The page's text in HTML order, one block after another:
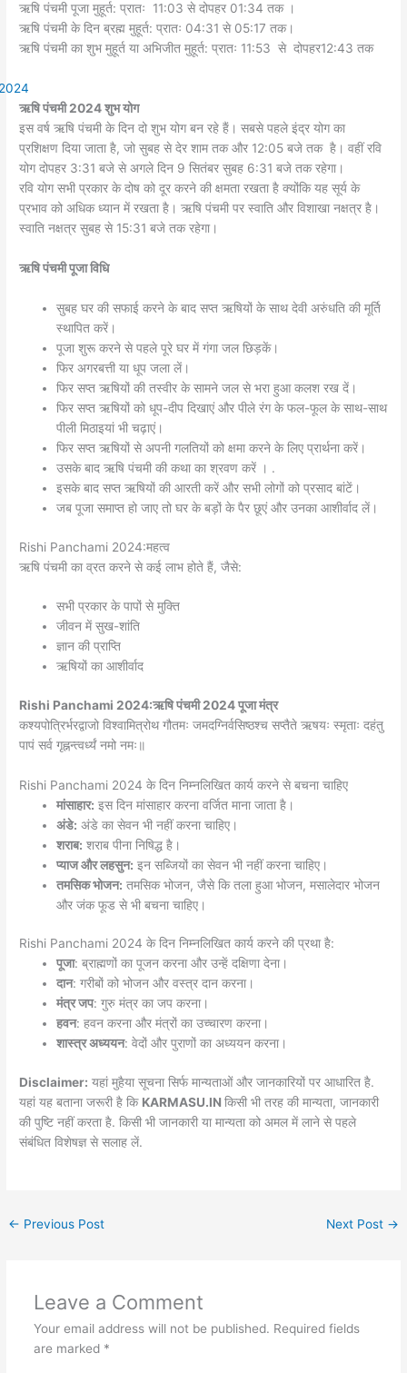
ऋषि पंचमी पूजा मुहूर्त: प्रातः 11:03 से दोपहर 01:34 तक ।
ऋषि पंचमी के दिन ब्रह्म मुहूर्त: प्रातः 04:31 से 05:17 तक।
ऋषि पंचमी का शुभ मुहूर्त या अभिजीत मुहूर्त: प्रातः 11:53 से दोपहर12:43 तक
ऋषि पंचमी 2024 शुभ योग
इस वर्ष ऋषि पंचमी के दिन दो शुभ योग बन रहे हैं। सबसे पहले इंद्र योग का
प्रशिक्षण दिया जाता है, जो सुबह से देर शाम तक और 12:05 बजे तक है। वहीं रवि
योग दोपहर 3:31 बजे से अगले दिन 9 सितंबर सुबह 6:31 बजे तक रहेगा।
रवि योग सभी प्रकार के दोष को दूर करने की क्षमता रखता है क्योंकि यह सूर्य के
प्रभाव को अधिक ध्यान में रखता है। ऋषि पंचमी पर स्वाति और विशाखा नक्षत्र है।
स्वाति नक्षत्र सुबह से 15:31 बजे तक रहेगा।
ऋषि पंचमी पूजा विधि
सुबह घर की सफाई करने के बाद सप्त ऋषियों के साथ देवी अरुंधति की मूर्ति
स्थापित करें।
पूजा शुरू करने से पहले पूरे घर में गंगा जल छिड़कें।
फिर अगरबत्ती या धूप जला लें।
फिर सप्त ऋषियों की तस्वीर के सामने जल से भरा हुआ कलश रख दें।
फिर सप्त ऋषियों को धूप-दीप दिखाएं और पीले रंग के फल-फूल के साथ-साथ
पीली मिठाइयां भी चढ़ाएं।
फिर सप्त ऋषियों से अपनी गलतियों को क्षमा करने के लिए प्रार्थना करें।
उसके बाद ऋषि पंचमी की कथा का श्रवण करें । .
इसके बाद सप्त ऋषियों की आरती करें और सभी लोगों को प्रसाद बांटें।
जब पूजा समाप्त हो जाए तो घर के बड़ों के पैर छूएं और उनका आशीर्वाद लें।
Rishi Panchami 2024:महत्व
ऋषि पंचमी का व्रत करने से कई लाभ होते हैं, जैसे:
सभी प्रकार के पापों से मुक्ति
जीवन में सुख-शांति
ज्ञान की प्राप्ति
ऋषियों का आशीर्वाद
Rishi Panchami 2024:ऋषि पंचमी 2024 पूजा मंत्र
कश्यपोत्रिर्भरद्वाजो विश्वामित्रोथ गौतमः जमदग्निर्वसिष्ठश्च सप्तैते ऋषयः स्मृताः दहंतु
पापं सर्व गृह्नन्त्वर्ध्यं नमो नमः॥
Rishi Panchami 2024 के दिन निम्नलिखित कार्य करने से बचना चाहिए
मांसाहार: इस दिन मांसाहार करना वर्जित माना जाता है।
अंडे: अंडे का सेवन भी नहीं करना चाहिए।
शराब: शराब पीना निषिद्ध है।
प्याज और लहसुन: इन सब्जियों का सेवन भी नहीं करना चाहिए।
तमसिक भोजन: तमसिक भोजन, जैसे कि तला हुआ भोजन, मसालेदार भोजन
और जंक फूड से भी बचना चाहिए।
Rishi Panchami 2024 के दिन निम्नलिखित कार्य करने की प्रथा है:
पूजा: ब्राह्मणों का पूजन करना और उन्हें दक्षिणा देना।
दान: गरीबों को भोजन और वस्त्र दान करना।
मंत्र जप: गुरु मंत्र का जप करना।
हवन: हवन करना और मंत्रों का उच्चारण करना।
शास्त्र अध्ययन: वेदों और पुराणों का अध्ययन करना।
Disclaimer: यहां मुहैया सूचना सिर्फ मान्यताओं और जानकारियों पर आधारित है.
यहां यह बताना जरूरी है कि KARMASU.INकिसी भी तरह की मान्यता, जानकारी
की पुष्टि नहीं करता है. किसी भी जानकारी या मान्यता को अमल में लाने से पहले
संबंधित विशेषज्ञ से सलाह लें.
← Previous Post Next Post →
Leave a Comment
Your email address will not be published. Required fields
are marked *